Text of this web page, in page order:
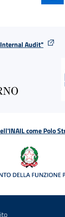
Audit"
come Polo
in una nuova
Sito interno - Apre